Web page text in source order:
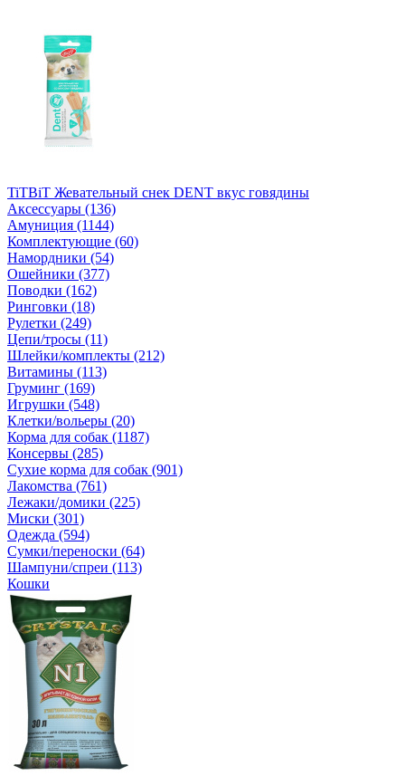
TiTBiT Жевательный снек DENT вкус говядины
Аксессуары (136)
Амуниция (1144)
Комплектующие (60)
Намордники (54)
Ошейники (377)
Поводки (162)
Ринговки (18)
Рулетки (249)
Цепи/тросы (11)
Шлейки/комплекты (212)
Витамины (113)
Груминг (169)
Игрушки (548)
Клетки/вольеры (20)
Корма для собак (1187)
Консервы (285)
Сухие корма для собак (901)
Лакомства (761)
Лежаки/домики (225)
Миски (301)
Одежда (594)
Сумки/переноски (64)
Шампуни/спреи (113)
Кошки